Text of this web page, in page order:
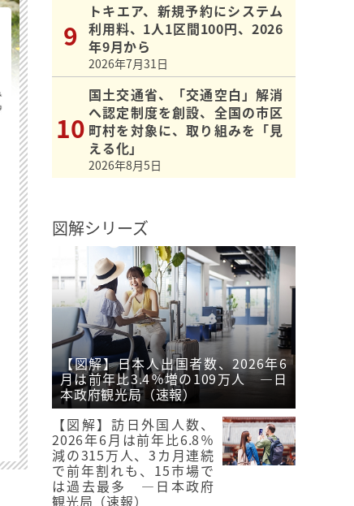
トキエア、新規予約にシステム
利用料、1人1区間100円、2026
年9月から
2026年7月31日
国土交通省、「交通空白」解消
へ認定制度を創設、全国の市区
町村を対象に、取り組みを「見
える化」
2026年8月5日
図解シリーズ
【図解】日本人出国者数、2026年6
月は前年比3.4％増の109万人 ―日
本政府観光局（速報）
【図解】訪日外国人数、
2026年6月は前年比6.8％
減の315万人、3カ月連続
で前年割れも、15市場で
は過去最多 ―日本政府
観光局（速報）